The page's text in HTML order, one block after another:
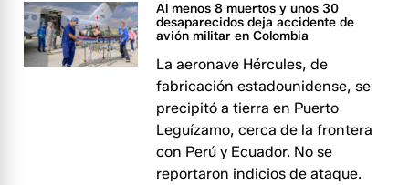
Al menos 8 muertos y unos 30
desaparecidos deja accidente de
avión militar en Colombia
La aeronave Hércules, de
fabricación estadounidense, se
precipitó a tierra en Puerto
Leguízamo, cerca de la frontera
con Perú y Ecuador. No se
reportaron indicios de ataque.